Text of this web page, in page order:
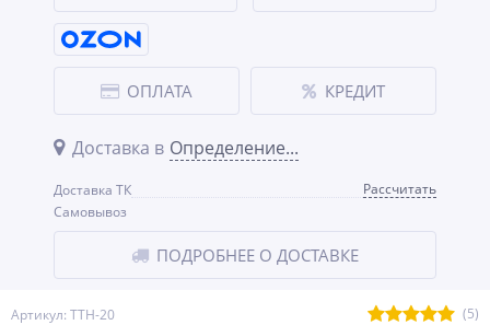
Артикул: ТТН-20
(5)
ОПЛАТА КРЕДИТ
Доставка в Определение...
Доставка ТК
Рассчитать
Самовывоз
ПОДРОБНЕЕ О ДОСТАВКЕ